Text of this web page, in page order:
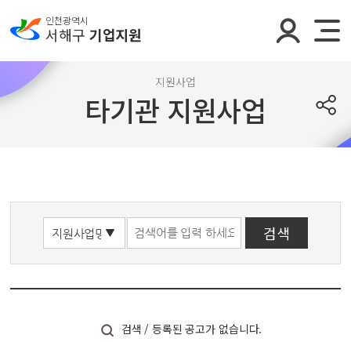
인천광역시
서해구 기업지원
지원사업
타기관 지원사업
검색 / 등록된 공고가 없습니다.